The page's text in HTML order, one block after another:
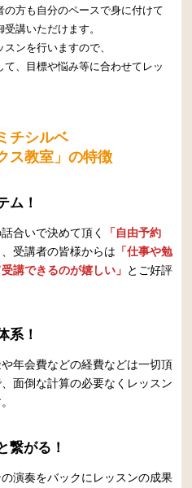
方も自分のペースで身に付けて
講いただけます。
ンを行いますので、
、目標や悩み等に合わせてレッ
チシルベ
ス教室」の特徴
ム！
合いで決めて頂く
「自由予約
受講者の皆様からは 「仕事や勉
講できるのが嬉しい」 とご好評
系！
年会費などの経費などは一切頂
面倒な計算の必要なくレッスン
繋がる！
演奏をバックにレッスンの成果